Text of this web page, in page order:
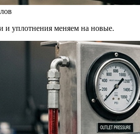
уплотнения меняем на новые.